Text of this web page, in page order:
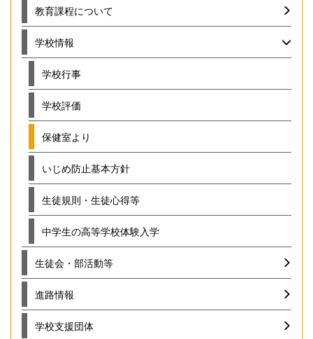
教育課程について
学校情報
学校行事
学校評価
保健室より
いじめ防止基本方針
生徒規則・生徒心得等
中学生の高等学校体験入学
生徒会・部活動等
進路情報
学校支援団体